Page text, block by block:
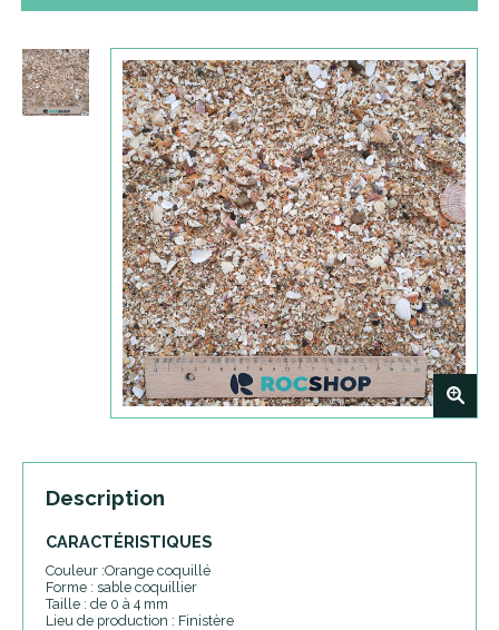
+
Description
CARACTÉRISTIQUES
Couleur :Orange coquillé
Forme : sable coquillier
Taille : de 0 à 4 mm
Lieu de production : Finistère